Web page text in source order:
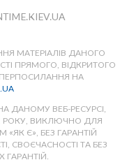
МАТЕРІАЛІВ ДАНОГО
ПРЯМОГО, ВІДКРИТОГО
НА
ДАНОМУ ВЕБ-РЕСУРСІ,
РОКУ, ВИКЛЮЧНО ДЛЯ
Є», БЕЗ ГАРАНТІЙ
СВОЄЧАСНОСТІ ТА БЕЗ